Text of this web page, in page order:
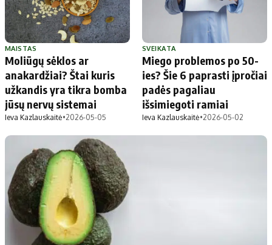
Kontaktai
Privatumo politika
Redakcijos politika
Receptai
MAISTAS
Moliūgų sėklos ar
anakardžiai? Štai kuris
užkandis yra tikra bomba
jūsų nervų sistemai
Ieva Kazlauskaitė•2026-05-05
SVEIKATA
Miego problemos po 50-
ies? Šie 6 paprasti įpročiai
padės pagaliau
išsimiegoti ramiai
Ieva Kazlauskaitė•2026-05-02